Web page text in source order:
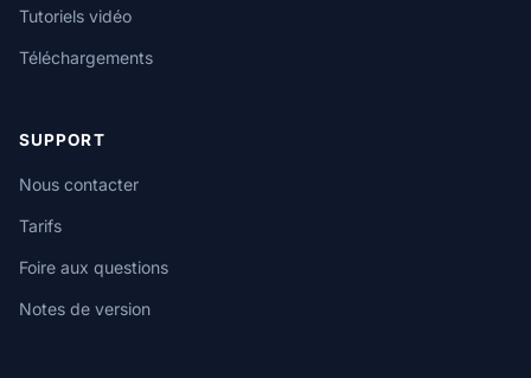
Tutoriels vidéo
Téléchargements
SUPPORT
Nous contacter
Tarifs
Foire aux questions
Notes de version